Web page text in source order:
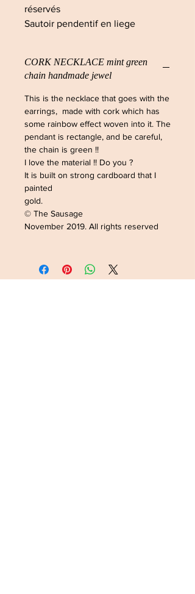
réservés
Sautoir pendentif en liege
CORK NECKLACE mint green
chain handmade jewel
This is the necklace that goes with the
earrings, made with cork which has
some rainbow effect woven into it. The
pendant is rectangle, and be careful,
the chain is green !!
I love the material !! Do you ?
It is built on strong cardboard that I
painted
gold.
© The Sausage
November 2019. All rights reserved